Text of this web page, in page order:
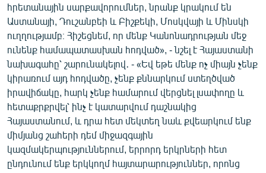
ՀԵՏԵՎԵՔ ՄԵԶ
«Ազատության» բոլոր կայքերը
հրետանային սարքավորումներ, նրանք կրակում են
Աստանայի, Դուշանբեի և Բիշքեկի, Մոսկվայի և Մինսկի
ուղղությամբ։ Հիշեցնեմ, որ մենք Կանոնադրության մեջ
ունենք համապատասխան հոդված», - նշել է Հայաստանի
նախագահը՝ շարունակելով․ - «Եվ եթե մենք ոչ միայն չենք
կիրառում այդ հոդվածը, չենք քննարկում ստեղծված
իրավիճակը, հարկ չենք համարում վերցնել լսափողը և
հետաքրքրվել՝ ինչ է կատարվում դաշնակից
Հայաստանում, և դրա հետ մեկտեղ նաև քվեարկում ենք
միմյանց շահերի դեմ միջազգային
կազմակերպություններում, երրորդ երկրների հետ
ընդունում ենք երկկողմ հայտարարություններ, որոնց